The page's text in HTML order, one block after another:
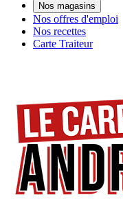
Nos magasins
Nos offres d'emploi
Nos recettes
Carte Traiteur